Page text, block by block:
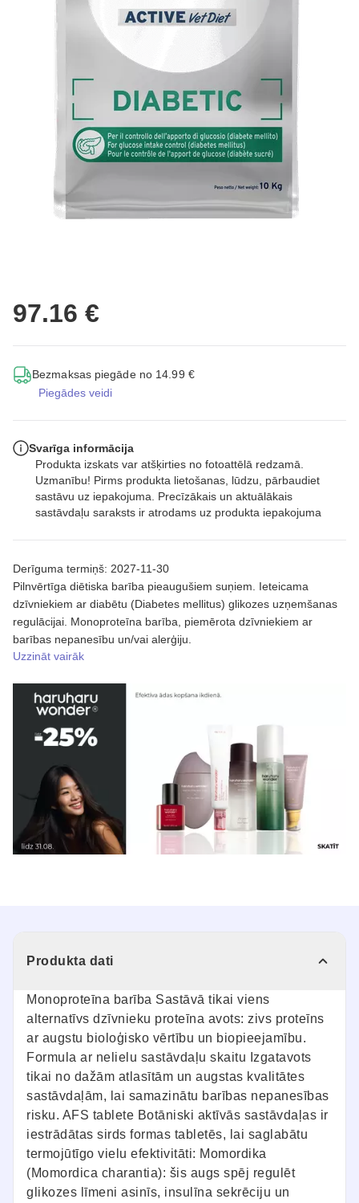
97.16 €
Bezmaksas piegāde no 14.99 €
Piegādes veidi
Derīguma termiņš: 2027-11-30
Pilnvērtīga diētiska barība pieaugušiem suņiem. Ieteicama
dzīvniekiem ar diabētu (Diabetes mellitus) glikozes uzņemšanas
regulācijai. Monoproteīna barība, piemērota dzīvniekiem ar
barības nepanesību un/vai alerģiju.
Uzzināt vairāk
Svarīga informācija
Produkta izskats var atšķirties no fotoattēlā redzamā.
Uzmanību! Pirms produkta lietošanas, lūdzu, pārbaudiet
sastāvu uz iepakojuma. Precīzākais un aktuālākais
sastāvdaļu saraksts ir atrodams uz produkta iepakojuma
Produkta dati
Monoproteīna barība Sastāvā tikai viens
alternatīvs dzīvnieku proteīna avots: zivs proteīns
ar augstu bioloģisko vērtību un biopieejamību.
Formula ar nelielu sastāvdaļu skaitu Izgatavots
tikai no dažām atlasītām un augstas kvalitātes
sastāvdaļām, lai samazinātu barības nepanesības
risku. AFS tablete Botāniski aktīvās sastāvdaļas ir
iestrādātas sirds formas tabletēs, lai saglabātu
termojūtīgo vielu efektivitāti: Momordika
(Momordica charantia): šis augs spēj regulēt
glikozes līmeni asinīs, insulīna sekrēciju un